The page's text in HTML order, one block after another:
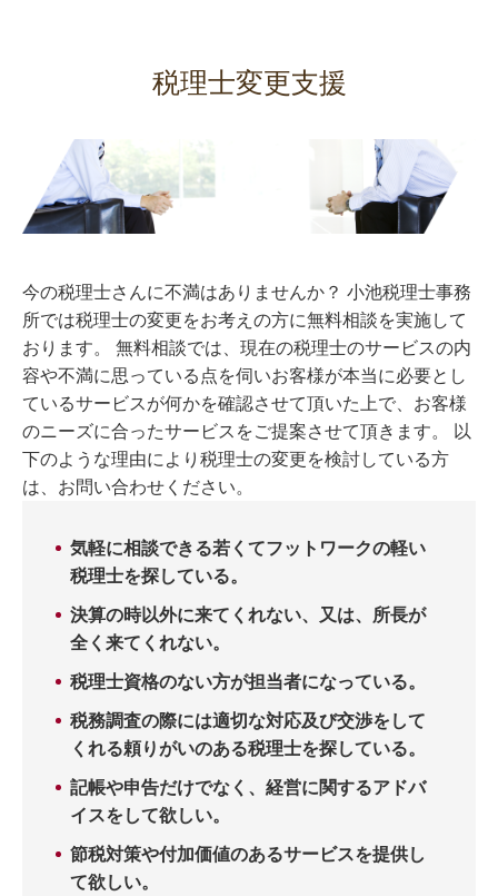
税理士変更支援
今の税理士さんに不満はありませんか？ 小池税理士事務
所では税理士の変更をお考えの方に無料相談を実施して
おります。 無料相談では、現在の税理士のサービスの内
容や不満に思っている点を伺いお客様が本当に必要とし
ているサービスが何かを確認させて頂いた上で、お客様
のニーズに合ったサービスをご提案させて頂きます。 以
下のような理由により税理士の変更を検討している方
は、お問い合わせください。
気軽に相談できる若くてフットワークの軽い
税理士を探している。
決算の時以外に来てくれない、又は、所長が
全く来てくれない。
税理士資格のない方が担当者になっている。
税務調査の際には適切な対応及び交渉をして
くれる頼りがいのある税理士を探している。
記帳や申告だけでなく、経営に関するアドバ
イスをして欲しい。
節税対策や付加価値のあるサービスを提供し
て欲しい。